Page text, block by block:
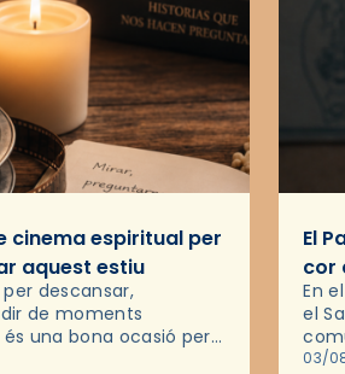
cinema espiritual per
aquest estiu
descansar,
de moments
una bona ocasió per
bona història i, a
El
cor
En
el
de
03/